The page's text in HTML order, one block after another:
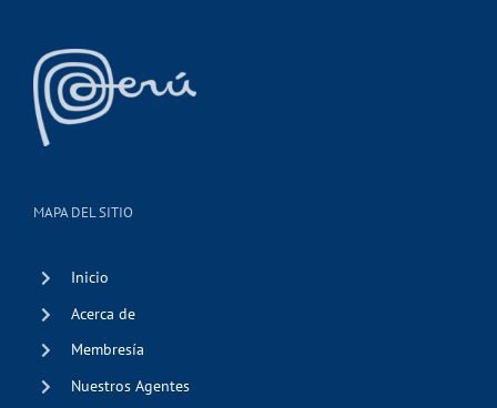
MAPA DEL SITIO
Inicio
Acerca de
Membresía
Nuestros Agentes